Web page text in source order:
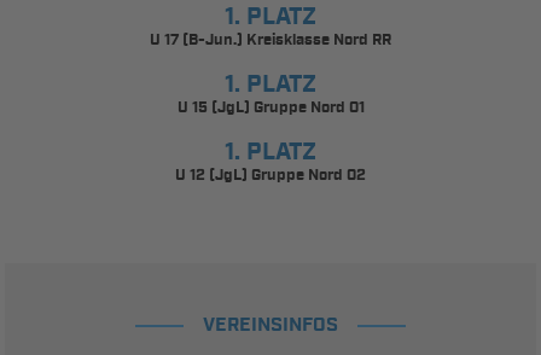
1. PLATZ
U 17 (B-Jun.) Kreisklasse Nord RR
1. PLATZ
U 15 (JgL) Gruppe Nord 01
1. PLATZ
U 12 (JgL) Gruppe Nord 02
VEREINSINFOS